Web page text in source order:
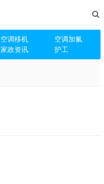
空调移机
空调加氟
家政资讯 护工